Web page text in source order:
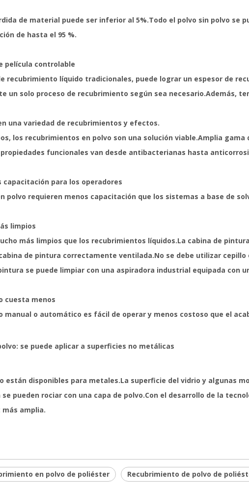
de material puede ser inferior al 5%.Todo el polvo sin polvo se
de hasta el 95 %.
película controlable
recubrimiento líquido tradicionales, puede lograr un espesor de
un solo proceso de recubrimiento según sea necesario.Además,
una variedad de recubrimientos y efectos.
los recubrimientos en polvo son una solución viable.Amplia
funcionales van desde antibacterianas hasta
capacitación para los operadores
polvo requieren menos capacitación que los sistemas a base de
limpios
más limpios que los recubrimientos líquidos.La cabina de
de pintura correctamente ventilada.No se debe utilizar
se puede limpiar con una aspiradora industrial equipada con
cuesta menos
manual o automático es fácil de operar y menos costoso que el
se puede aplicar a superficies no metálicas
están disponibles para metales.La superficie del vidrio y algunas
pueden rociar con una capa de polvo.Con el desarrollo de la
amplia.
en polvo de poliéster Recubrimiento de polvo de